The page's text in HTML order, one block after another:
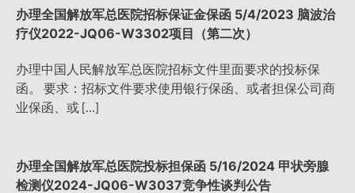
办理全国解放军总医院招标保证金保函 5/4/2023 脑波治
疗仪2022-JQ06-W3302项目（第二次）
办理中国人民解放军总医院招标文件里面要求的投标保
函。 要求：招标文件要求使用银行保函、或者担保公司商
业保函、或 […]
办理全国解放军总医院投标担保函 5/16/2024 甲状旁腺
检测仪2024-JQ06-W3037竞争性谈判公告